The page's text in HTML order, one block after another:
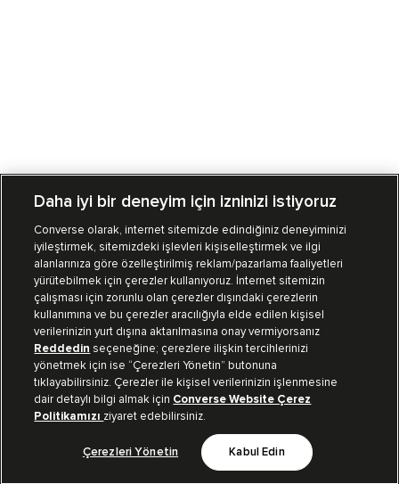
Mağazalarımız Sipariş Takibi
Müşteri İlişkileri
Koleksiyon
Kurumsal
Bizi Takip Et
Daha iyi bir deneyim için izninizi istiyoruz
Converse olarak, internet sitemizde edindiğiniz deneyiminizi
iyileştirmek, sitemizdeki işlevleri kişiselleştirmek ve ilgi
alanlarınıza göre özelleştirilmiş reklam/pazarlama faaliyetleri
yürütebilmek için çerezler kullanıyoruz. İnternet sitemizin
çalışması için zorunlu olan çerezler dışındaki çerezlerin
kullanımına ve bu çerezler aracılığıyla elde edilen kişisel
verilerinizin yurt dışına aktarılmasına onay vermiyorsanız
Reddedin seçeneğine; çerezlere ilişkin tercihlerinizi
yönetmek için ise “Çerezleri Yönetin” butonuna
tıklayabilirsiniz. Çerezler ile kişisel verilerinizin işlenmesine
dair detaylı bilgi almak için Converse Website Çerez
Politikamızı ziyaret edebilirsiniz.
Çerezleri Yönetin Kabul Edin